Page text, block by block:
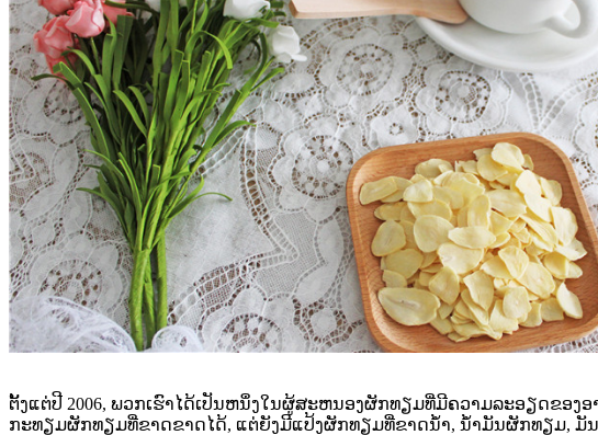
ຕັ້ງແຕ່ປີ 2006, ພວກເຮົາໄດ້ເປັນຫນຶ່ງໃນຜູ້ສະຫນອງຜັກທຽມທີ່ມີຄວາມລະອຽດຂອງອ
ກະທຽມຜັກທຽມທີ່ຂາດຂາດໄດ້, ແຕ່ຍັງມີແປ້ງຜັກທຽມທີ່ຂາດນ້ໍາ, ນ້ໍາມັນຜັກທຽມ, ມັນ